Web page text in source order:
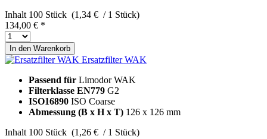
Inhalt 100 Stück (1,34 € / 1 Stück)
134,00 € *
In den Warenkorb
Ersatzfilter WAK
Passend für Limodor WAK
Filterklasse EN779 G2
ISO16890 ISO Coarse
Abmessung (B x H x T) 126 x 126 mm
Inhalt 100 Stück (1,26 € / 1 Stück)